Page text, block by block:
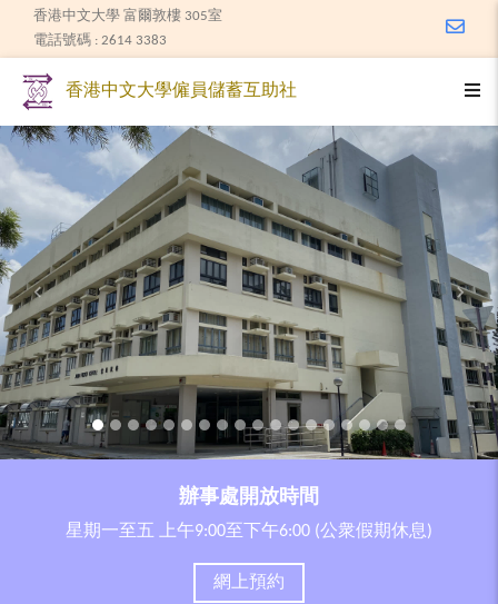
香港中文大學 富爾敦樓 305室
電話號碼 : 2614 3383
Email
香港中文大學僱員儲蓄互助社
Previous Next
辦事處開放時間
星期一至五 上午9:00至下午6:00 (公衆假期休息)
網上預約